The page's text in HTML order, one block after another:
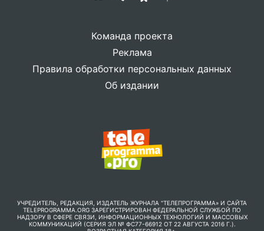
Команда проекта
Реклама
Правила обработки персональных данных
Об издании
УЧРЕДИТЕЛЬ, РЕДАКЦИЯ, ИЗДАТЕЛЬ ЖУРНАЛА "ТЕЛЕПРОГРАММА» И САЙТА
TELEPROGRAMMA.ORG ЗАРЕГИСТРИРОВАН ФЕДЕРАЛЬНОЙ СЛУЖБОЙ ПО
НАДЗОРУ В СФЕРЕ СВЯЗИ, ИНФОРМАЦИОННЫХ ТЕХНОЛОГИЙ И МАССОВЫХ
КОММУНИКАЦИЙ (СЕРИЯ ЭЛ № ФС77-66912 ОТ 22 АВГУСТА 2016 Г.).